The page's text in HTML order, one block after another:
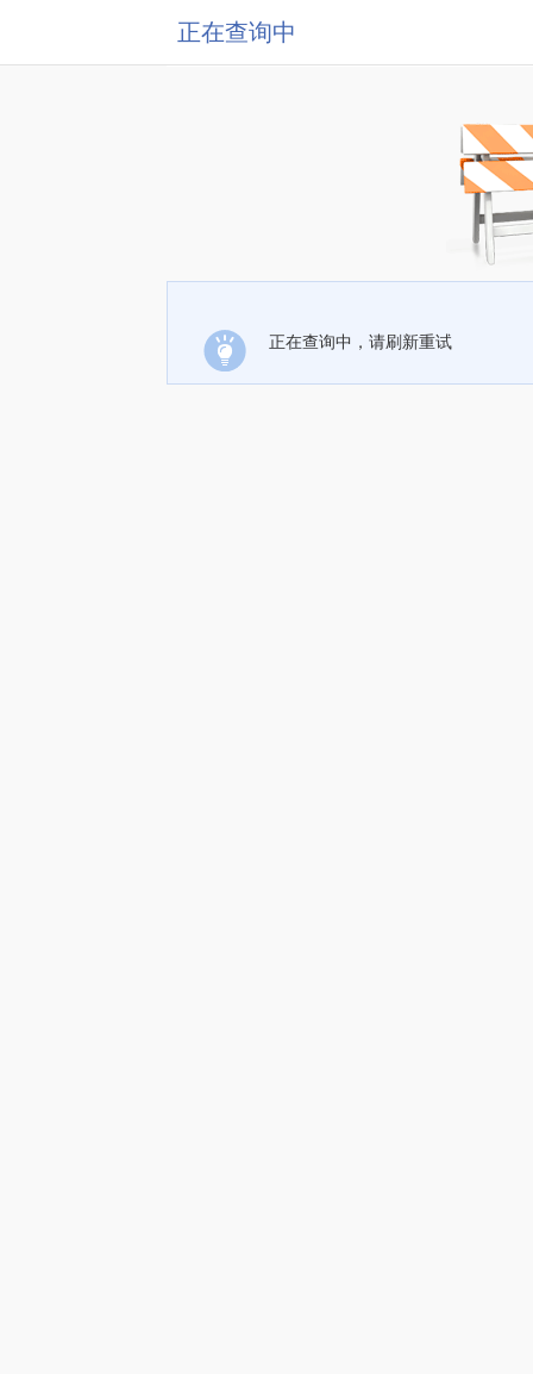
正在查询中
正在查询中，请刷新重试